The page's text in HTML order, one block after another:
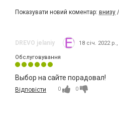
Показувати новий коментар: внизу /
DREVO jelaniy 18 січ. 2022 р.,
Обслуговування
Выбор на сайте порадовал!
Відповісти 0 0